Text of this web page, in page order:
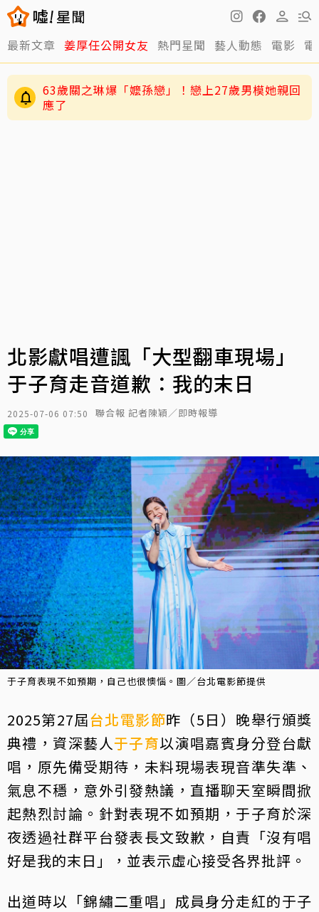
最新文章 姜厚任公開女友 熱門星聞 藝人動態 電影
63歲關之琳爆「嬤孫戀」！戀上27歲男模她親回
應了
北影獻唱遭諷「大型翻車現場」
于子育走音道歉：我的末日
2025-07-06 07:50 聯合報 記者陳穎／即時報導
于子育表現不如預期，自己也很懊惱。圖／台北電影節提供
2025第27屆台北電影節昨（5日）晚舉行頒獎
典禮，資深藝人于子育以演唱嘉賓身分登台獻
唱，原先備受期待，未料現場表現音準失準、
氣息不穩，意外引發熱議，直播聊天室瞬間掀
起熱烈討論。針對表現不如預期，于子育於深
夜透過社群平台發表長文致歉，自責「沒有唱
好是我的末日」，並表示虛心接受各界批評。
出道時以「錦繡二重唱」成員身分走紅的于子